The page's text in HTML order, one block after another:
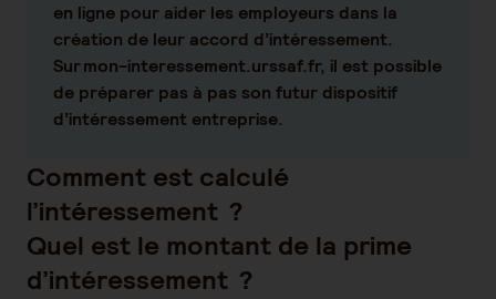
en ligne pour aider les employeurs dans la
création de leur accord d’intéressement.
Sur mon-interessement.urssaf.fr, il est possible
de préparer pas à pas son futur dispositif
d’intéressement entreprise.
Comment est calculé
l’intéressement ?
Quel est le montant de la prime
d’intéressement ?